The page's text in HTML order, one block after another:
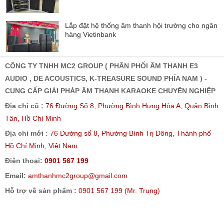
Lắp đặt hệ thống âm thanh hội trường cho ngân
hàng Vietinbank
CÔNG TY TNHH MC2 GROUP ( PHÂN PHỐI ÂM THANH E3
AUDIO , DE ACOUSTICS, K-TREASURE SOUND PHÍA NAM ) -
CUNG CẤP GIẢI PHÁP ÂM THANH KARAOKE CHUYÊN NGHIỆP
Địa chỉ cũ : 76 Đường Số 8, Phường Bình Hưng Hòa A, Quận Bình
Tân, Hồ Chí Minh
Địa chỉ mới : 76 Đường số 8, Phường Bình Trị Đông, Thành phố
Hồ Chí Minh, Việt Nam
Điện thoại: 0901 567 199
Email: amthanhmc2group@gmail.com
Hỗ trợ về sản phẩm : 0901 567 199 (Mr. Trung)